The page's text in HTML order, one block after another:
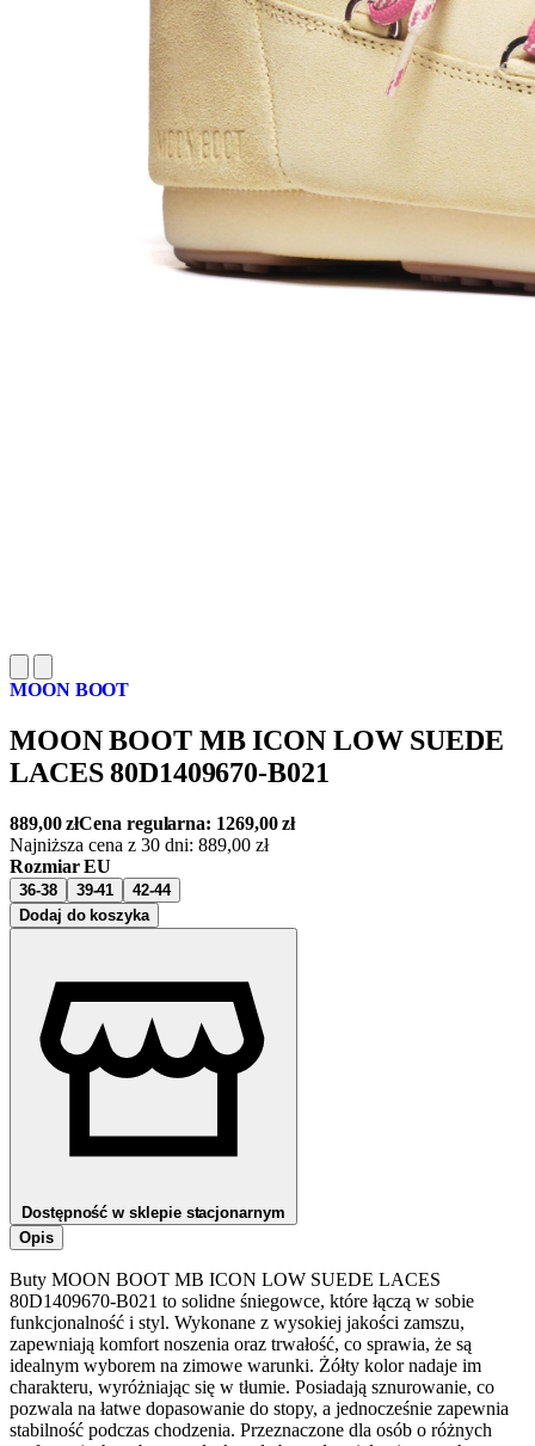
MOON BOOT
MOON BOOT MB ICON LOW SUEDE
LACES 80D1409670-B021
889,00złCena regularna: 1269,00zł
Najniższa cena z 30 dni: 889,00 zł
Rozmiar EU
36-38 39-41
42-44
Dodaj do koszyka
Dostępność w sklepie stacjonarnym
Opis
Buty MOON BOOT MB ICON LOW SUEDE LACES
80D1409670-B021 to solidne śniegowce, które łączą w sobie
funkcjonalność i styl. Wykonane z wysokiej jakości zamszu,
zapewniają komfort noszenia oraz trwałość, co sprawia, że są
idealnym wyborem na zimowe warunki. Żółty kolor nadaje im
charakteru, wyróżniając się w tłumie. Posiadają sznurowanie, co
pozwala na łatwe dopasowanie do stopy, a jednocześnie zapewnia
stabilność podczas chodzenia. Przeznaczone dla osób o różnych